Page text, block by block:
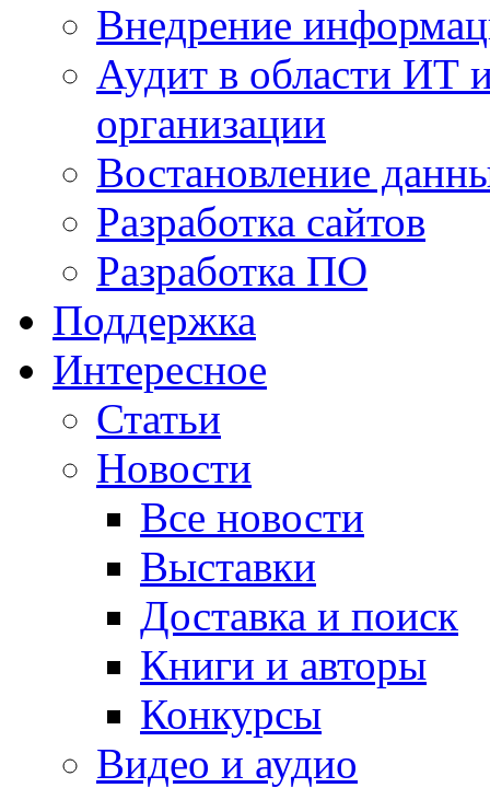
Внедрение
Аудит в области ИТ
организации
Востановление
Разработка сайтов
Разработка ПО
Поддержка
Интересное
Статьи
Новости
Все новости
Выставки
Доставка и поиск
Книги и авторы
Конкурсы
Видео и аудио